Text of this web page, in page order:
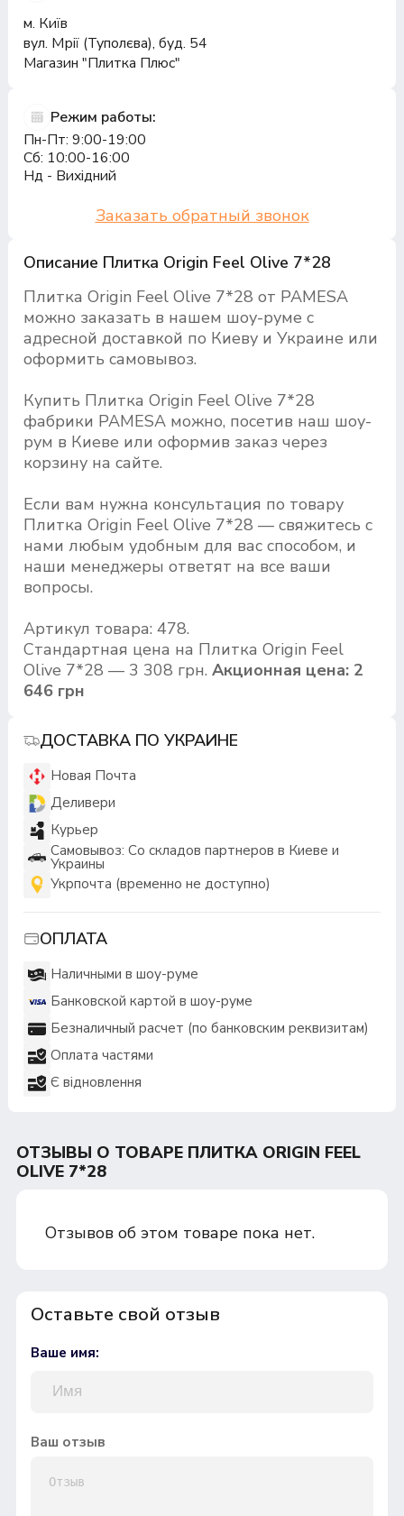
Описание Плитка Origin Feel Olive 7*28
Плитка Origin Feel Olive 7*28 от PAMESA
можно заказать в нашем шоу-руме с
адресной доставкой по Киеву и Украине или
оформить самовывоз.
Купить Плитка Origin Feel Olive 7*28
фабрики PAMESA можно, посетив наш шоу-
рум в Киеве или оформив заказ через
корзину на сайте.
Если вам нужна консультация по товару
Плитка Origin Feel Olive 7*28 — свяжитесь с
нами любым удобным для вас способом, и
наши менеджеры ответят на все ваши
вопросы.
Артикул товара: 478.
Стандартная цена на Плитка Origin Feel
Olive 7*28 — 3 308 грн. Акционная цена: 2
646 грн
ДОСТАВКА ПО УКРАИНЕ
Новая Почта
Деливери
Курьер
Самовывоз: Со складов партнеров в Киеве и
Украины
Укрпочта (временно не доступно)
ОПЛАТА
Наличными в шоу-руме
Банковской картой в шоу-руме
Безналичный расчет (по банковским реквизитам)
Оплата частями
Є відновлення
ОТЗЫВЫ О ТОВАРЕ ПЛИТКА ORIGIN FEEL
OLIVE 7*28
Отзывов об этом товаре пока нет.
Оставьте свой отзыв
Ваше имя:
Ваш отзыв
м. Київ
вул. Мрії (Туполєва), буд. 54
Магазин "Плитка Плюс"
Режим работы:
Пн-Пт: 9:00-19:00
Сб: 10:00-16:00
Нд - Вихідний
Заказать обратный звонок